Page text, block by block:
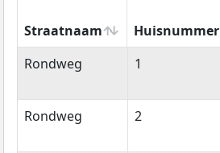
Straatnaam Huisnummer
Straatnaam
Huisnummer
Rondweg 1
Rondweg 2